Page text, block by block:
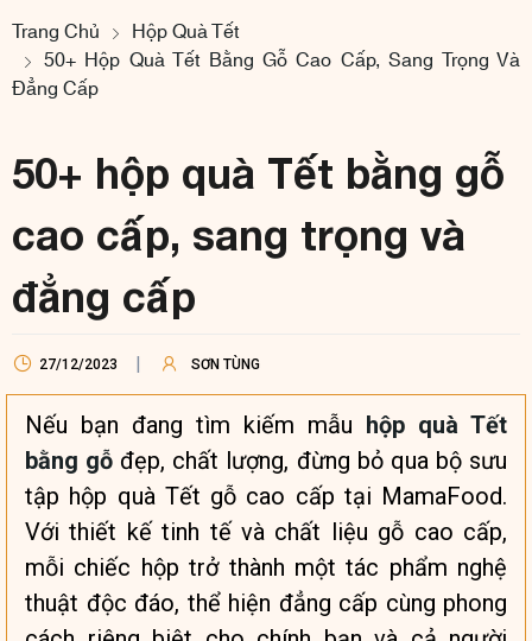
Trang Chủ
Hộp Quà Tết
50+ Hộp Quà Tết Bằng Gỗ Cao Cấp, Sang Trọng Và
Đẳng Cấp
50+ hộp quà Tết bằng gỗ
cao cấp, sang trọng và
đẳng cấp
27/12/2023 SƠN TÙNG
Nếu bạn đang tìm kiếm mẫu hộp quà Tết
bằng gỗ đẹp, chất lượng, đừng bỏ qua bộ sưu
tập hộp quà Tết gỗ cao cấp tại MamaFood.
Với thiết kế tinh tế và chất liệu gỗ cao cấp,
mỗi chiếc hộp trở thành một tác phẩm nghệ
thuật độc đáo, thể hiện đẳng cấp cùng phong